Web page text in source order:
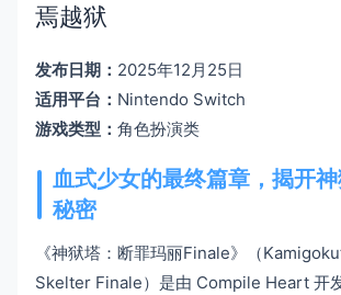
焉越狱
发布日期： 2025年12月25日
适用平台： Nintendo Switch
游戏类型： 角色扮演类
血式少女的最终篇章，揭开
秘密
《神狱塔：断罪玛丽Finale》（
Skelter Finale）是由 Compile Heart 开